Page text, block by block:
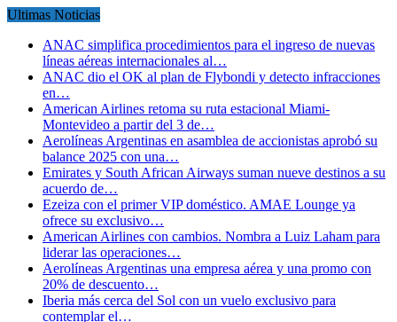
Ultimas Noticias
ANAC simplifica procedimientos para el ingreso de nuevas
líneas aéreas internacionales al…
ANAC dio el OK al plan de Flybondi y detecto infracciones
en…
American Airlines retoma su ruta estacional Miami-
Montevideo a partir del 3 de…
Aerolíneas Argentinas en asamblea de accionistas aprobó su
balance 2025 con una…
Emirates y South African Airways suman nueve destinos a su
acuerdo de…
Ezeiza con el primer VIP doméstico. AMAE Lounge ya
ofrece su exclusivo…
American Airlines con cambios. Nombra a Luiz Laham para
liderar las operaciones…
Aerolíneas Argentinas una empresa aérea y una promo con
20% de descuento…
Iberia más cerca del Sol con un vuelo exclusivo para
contemplar el…